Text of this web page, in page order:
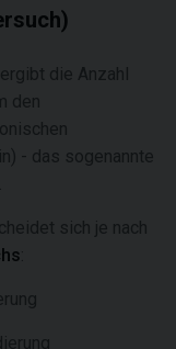
ergibt die Anzahl
den
- das sogenannte
sich je nach